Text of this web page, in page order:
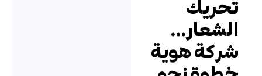
تحريك
الشعار…
شركة هوية